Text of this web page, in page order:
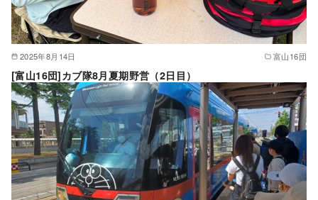
2025年8月14日 富山16団
[富山16団]カブ隊8月夏期野営（2日目）